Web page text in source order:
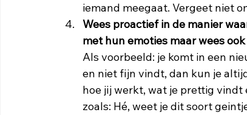
iemand meegaat. Vergeet niet
Wees proactief in de manier
met hun emoties maar wees
Als voorbeeld: je komt in een
en niet fijn vindt, dan kun je
hoe jij werkt, wat je prettig
zoals: Hé, weet je dit soort